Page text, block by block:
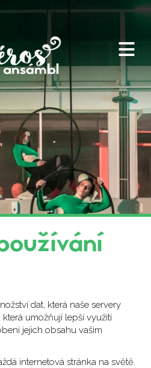
≡
dat, která naše servery
umožňují lepší využití
jejich obsahu vašim
internetová stránka na světě.